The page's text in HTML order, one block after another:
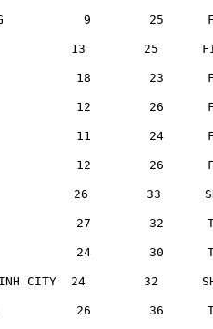
9        25
13        25
18        23
12        26
11        24
12        26
26        33
27        32
24        30
CITY  24        32
26        36